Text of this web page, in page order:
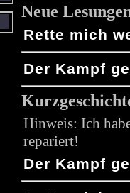
Neue
Rette mich
Der Kampf
Hinweis: Ich
repariert!
Der Kampf